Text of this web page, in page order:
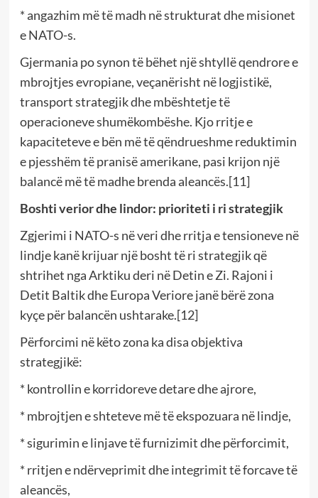
* angazhim më të madh në strukturat dhe misionet
e NATO-s.
Gjermania po synon të bëhet një shtyllë qendrore e
mbrojtjes evropiane, veçanërisht në logjistikë,
transport strategjik dhe mbështetje të
operacioneve shumëkombëshe. Kjo rritje e
kapaciteteve e bën më të qëndrueshme reduktimin
e pjesshëm të pranisë amerikane, pasi krijon një
balancë më të madhe brenda aleancës.[11]
Boshti verior dhe lindor: prioriteti i ri strategjik
Zgjerimi i NATO-s në veri dhe rritja e tensioneve në
lindje kanë krijuar një bosht të ri strategjik që
shtrihet nga Arktiku deri në Detin e Zi. Rajoni i
Detit Baltik dhe Europa Veriore janë bërë zona
kyçe për balancën ushtarake.[12]
Përforcimi në këto zona ka disa objektiva
strategjikë:
* kontrollin e korridoreve detare dhe ajrore,
* mbrojtjen e shteteve më të ekspozuara në lindje,
* sigurimin e linjave të furnizimit dhe përforcimit,
* rritjen e ndërveprimit dhe integrimit të forcave të
aleancës,